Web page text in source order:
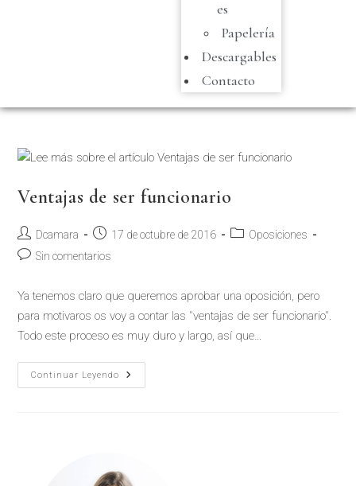
es
Papelería
Descargables
Contacto
Ventajas de ser funcionario
Dcamara 17 de octubre de 2016
Oposiciones
Sin comentarios
Ya tenemos claro que queremos aprobar una oposición, pero
para motivaros os voy a contar las "ventajas de ser funcionario".
Todo este proceso es muy duro y largo, así que…
Continuar Leyendo